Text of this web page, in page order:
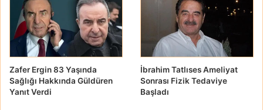
Zafer Ergin 83 Yaşında
Sağlığı Hakkında Güldüren
Yanıt Verdi
İbrahim Tatlıses Ameliyat
Sonrası Fizik Tedaviye
Başladı